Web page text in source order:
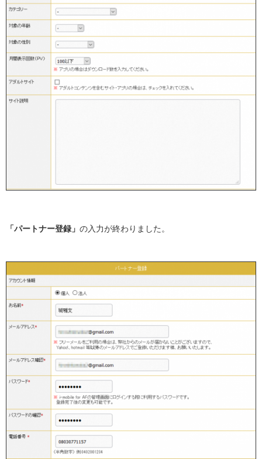
「パートナー登録」 の入力が終わりました。